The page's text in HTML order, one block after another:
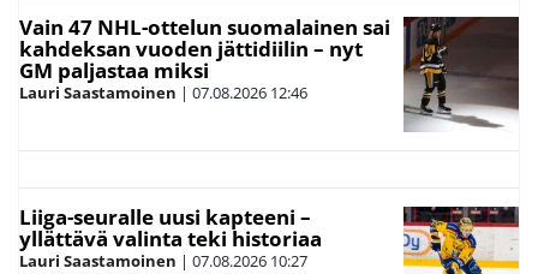
Vain 47 NHL-ottelun suomalainen sai
kahdeksan vuoden jättidiilin – nyt
GM paljastaa miksi
Lauri Saastamoinen | 07.08.2026 12:46
Liiga-seuralle uusi kapteeni –
yllättävä valinta teki historiaa
Lauri Saastamoinen | 07.08.2026 10:27